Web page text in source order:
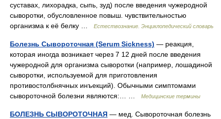
суставах, лихорадка, сыпь, зуд) после введения чужеродной
сыворотки, обусловленное повыш. чувствительностью
организма к её белку …
Естествознание. Энциклопедический словарь
Болезнь Сывороточная (Serum Sickness) — реакция,
которая иногда возникает через 7 12 дней после введения
чужеродной для организма сыворотки (например, лошадиной
сыворотки, используемой для приготовления
противостолбнячных инъекций). Обычными симптомами
сывороточной болезни являются:… …
Медицинские термины
БОЛЕЗНЬ СЫВОРОТОЧНАЯ — мед. Сывороточная болезнь